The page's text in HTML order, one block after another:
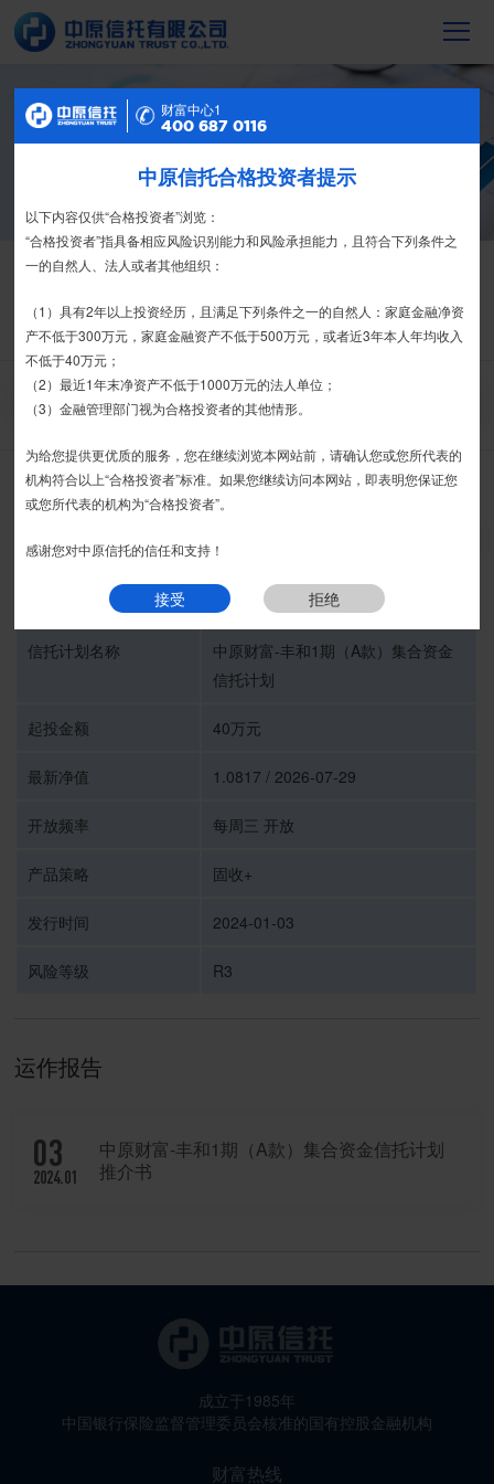
信托产品
截至2023年末，中原信托累计管理信托财
产16088亿元，按时足额交付到期信托财
信托产品
热销产品
栏目首页 热销产品 运营产品 净值产品
信息披露
精英理财俱乐部
家族信托 财富网点 客户反馈 征信异议申请
中原财富-丰和1期（A款）集合资金信托计划
中原信托有限公司
信托计划名称
中原财富-丰和1期（A款）集合资金
信托计划
起投金额 40万元
最新净值 1.0817 / 2026-07-29
开放频率 每周三 开放
产品策略 固收+
发行时间 2024-01-03
风险等级 R3
运作报告
03
2024.01
中原财富-丰和1期（A款）集合资金信托计划
推介书
成立于1985年
中国银行保险监督管理委员会核准的国有控股金融机构
财富热线
财富中心2
400 687 0116
特别提示
尊敬的投资者：
合格投资者认证、风险测评、录音录像及电子合同签署应由投资者本人
亲自操作完成，不得由他人代办。
我司信托产品账户均以我司名义开立，所有认购信托产品的资金应根据
信托合同约定转入我司信托产品的银行专用账户。投资者认购我司信托产品
时，请注意不要向任何非我司账户转账、支付现金。
如有疑问，请联系您的专属客户经理或咨询我司客服电话400-
接受 拒绝
财富中心1
400 687 0116
中原信托合格投资者提示
以下内容仅供“合格投资者”浏览：
“合格投资者”指具备相应风险识别能力和风险承担能力，且符合下列条件之
一的自然人、法人或者其他组织：
（1）具有2年以上投资经历，且满足下列条件之一的自然人：家庭金融净资
产不低于300万元，家庭金融资产不低于500万元，或者近3年本人年均收入
不低于40万元；
（2）最近1年末净资产不低于1000万元的法人单位；
（3）金融管理部门视为合格投资者的其他情形。
为给您提供更优质的服务，您在继续浏览本网站前，请确认您或您所代表的
机构符合以上“合格投资者”标准。如果您继续访问本网站，即表明您保证您
或您所代表的机构为“合格投资者”。
感谢您对中原信托的信任和支持！
接受 拒绝